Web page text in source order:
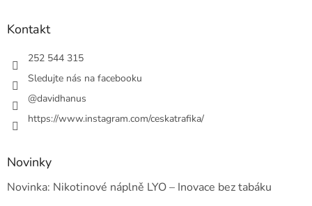
Kontakt
252 544 315
Sledujte nás na facebooku
@davidhanus
https://www.instagram.com/ceskatrafika/
Novinky
Novinka: Nikotinové náplně LYO – Inovace bez tabáku